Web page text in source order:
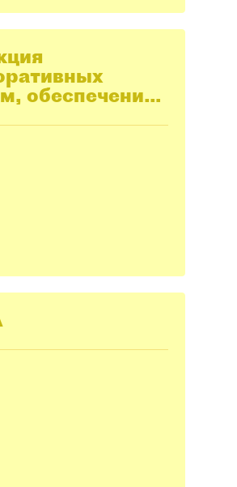
обеспечения